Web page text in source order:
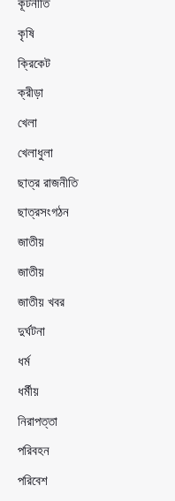
কূটনীতি
কৃষি
ক্রিকেট
ক্রীড়া
খেলা
খেলাধুলা
ছাত্র রাজনীতি
ছাত্রসংগঠন
জাতীয়
জাতীয়
জাতীয় খবর
দুর্ঘটনা
ধর্ম
ধর্মীয়
নিরাপত্তা
পরিবহন
পরিবেশ